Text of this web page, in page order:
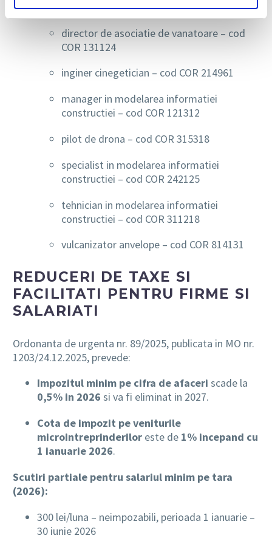
designer de interior – cod COR 216314
director de asociatie de vanatoare – cod
COR 131124
inginer cinegetician – cod COR 214961
manager in modelarea informatiei
constructiei – cod COR 121312
pilot de drona – cod COR 315318
specialist in modelarea informatiei
constructiei – cod COR 242125
tehnician in modelarea informatiei
constructiei – cod COR 311218
vulcanizator anvelope – cod COR 814131
REDUCERI DE TAXE SI
FACILITATI PENTRU FIRME SI
SALARIATI
Ordonanta de urgenta nr. 89/2025, publicata in MO nr.
1203/24.12.2025, prevede:
Impozitul minim pe cifra de afaceri scade la
0,5% in 2026 si va fi eliminat in 2027.
Cota de impozit pe veniturile
microintreprinderilor este de 1% incepand cu
1 ianuarie 2026.
Scutiri partiale pentru salariul minim pe tara
(2026):
300 lei/luna – neimpozabili, perioada 1 ianuarie –
30 iunie 2026